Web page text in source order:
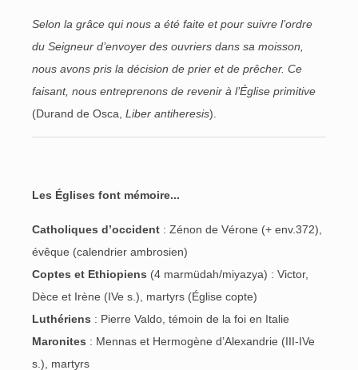
Selon la grâce qui nous a été faite et pour suivre l’ordre
du Seigneur d’envoyer des ouvriers dans sa moisson,
nous avons pris la décision de prier et de prêcher. Ce
faisant, nous entreprenons de revenir à l’Église primitive
(Durand de Osca, Liber antiheresis).
Les Églises font mémoire...
Catholiques d’occident : Zénon de Vérone (+ env.372),
évêque (calendrier ambrosien)
Coptes et Ethiopiens (4 marmüdah/miyazya) : Victor,
Dèce et Irène (IVe s.), martyrs (Église copte)
Luthériens : Pierre Valdo, témoin de la foi en Italie
Maronites : Mennas et Hermogène d’Alexandrie (III-IVe
s.), martyrs